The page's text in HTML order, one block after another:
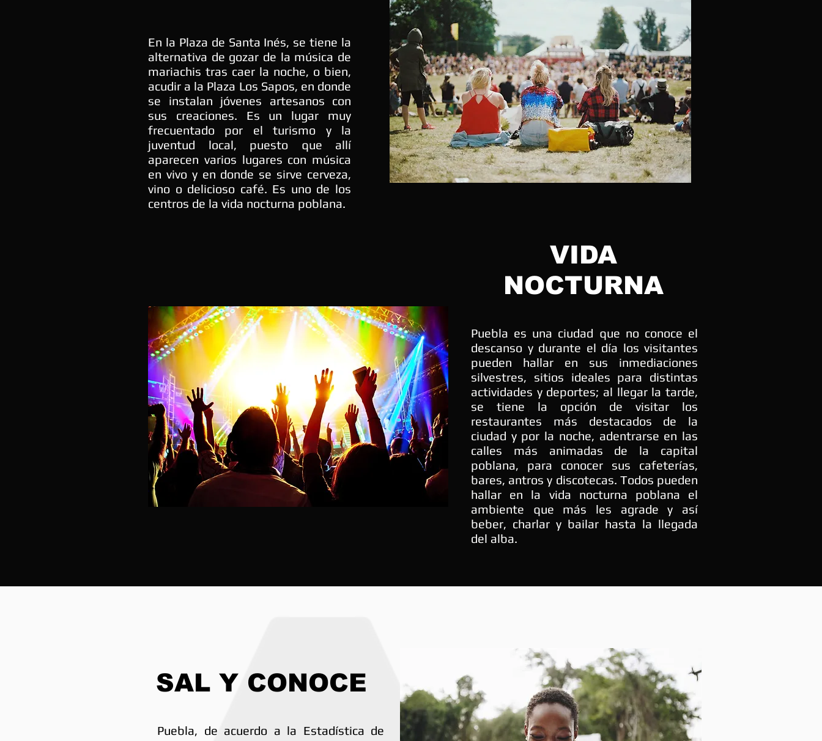
En la Plaza de Santa Inés, se tiene la
alternativa de gozar de la música de
mariachis tras caer la noche, o bien,
acudir a la Plaza Los Sapos, en donde
se instalan jóvenes artesanos con
sus creaciones. Es un lugar muy
frecuentado por el turismo y la
juventud local, puesto que allí
aparecen varios lugares con música
en vivo y en donde se sirve cerveza,
vino o delicioso café. Es uno de los
centros de la vida nocturna poblana.
VIDA
NOCTURNA
Puebla es una ciudad que no conoce el
descanso y durante el día los visitantes
pueden hallar en sus inmediaciones
silvestres, sitios ideales para distintas
actividades y deportes; al llegar la tarde,
se tiene la opción de visitar los
restaurantes más destacados de la
ciudad y por la noche, adentrarse en las
calles más animadas de la capital
poblana, para conocer sus cafeterías,
bares, antros y discotecas. Todos pueden
hallar en la vida nocturna poblana el
ambiente que más les agrade y así
beber, charlar y bailar hasta la llegada
del alba.
SAL Y CONOCE
Puebla, de acuerdo a la Estadística de